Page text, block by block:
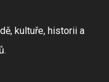
kultuře, historii a